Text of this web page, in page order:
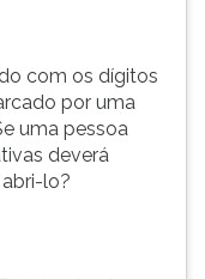
com os dígitos
por uma
uma pessoa
deverá
lo?